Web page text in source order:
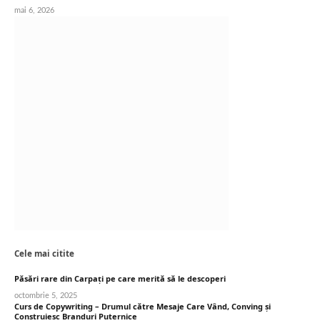
mai 6, 2026
Cele mai citite
Păsări rare din Carpați pe care merită să le descoperi
octombrie 5, 2025
Curs de Copywriting – Drumul către Mesaje Care Vând, Conving și
Construiesc Branduri Puternice